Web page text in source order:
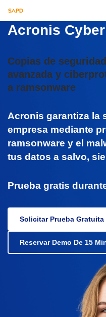
Saltar
contenido
Acronis
Copias de
avanzada y
a ramsonware
Acronis garantiza la
empresa mediante
ramsonware y el
tus datos a salvo,
Prueba gratis
Solicitar Prueba Gratuita
Reservar Demo De 15